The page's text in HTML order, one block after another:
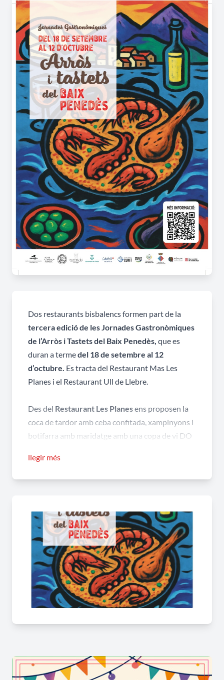
Dos restaurants bisbalencs formen part de la
tercera edició de les Jornades Gastronòmiques
de l’Arròs i Tastets del Baix Penedès, que es
duran a termedel 18 de setembre al 12
d’octubre. Es tracta del Restaurant Mas Les
Planes i el Restaurant Ull de Llebre.
Des del Restaurant Les Planesens proposen la
coca de tardor amb ceba confitada, xampinyons i
botifarra amb maridatge amb una copa de vi DO
La proposta compta amb la participació de26
restaurantsdel Baix Penedès que s’han unit amb
l’objectiu d’oferir una experiència gastronòmica
per gaudir dels productes de temporada i la cuina
de proximitat. Cada plat és un homenatge al
territori: receptes creatives i arrelades,
elaborades amb ingredients frescos de l’horta, el
llegir més